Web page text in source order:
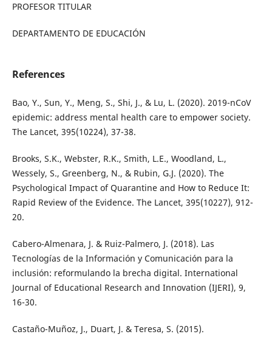
PROFESOR TITULAR
DEPARTAMENTO DE EDUCACIÓN
References
Bao, Y., Sun, Y., Meng, S., Shi, J., & Lu, L. (2020). 2019-nCoV
epidemic: address mental health care to empower society.
The Lancet, 395(10224), 37-38.
Brooks, S.K., Webster, R.K., Smith, L.E., Woodland, L.,
Wessely, S., Greenberg, N., & Rubin, G.J. (2020). The
Psychological Impact of Quarantine and How to Reduce It:
Rapid Review of the Evidence. The Lancet, 395(10227), 912-
20.
Cabero-Almenara, J. & Ruiz-Palmero, J. (2018). Las
Tecnologías de la Información y Comunicación para la
inclusión: reformulando la brecha digital. International
Journal of Educational Research and Innovation (IJERI), 9,
16-30.
Castaño-Muñoz, J., Duart, J. & Teresa, S. (2015).